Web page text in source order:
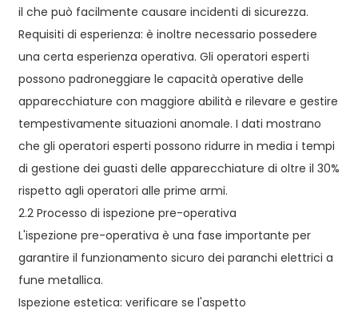
il che può facilmente causare incidenti di sicurezza.
Requisiti di esperienza: è inoltre necessario possedere
una certa esperienza operativa. Gli operatori esperti
possono padroneggiare le capacità operative delle
apparecchiature con maggiore abilità e rilevare e gestire
tempestivamente situazioni anomale. I dati mostrano
che gli operatori esperti possono ridurre in media i tempi
di gestione dei guasti delle apparecchiature di oltre il 30%
rispetto agli operatori alle prime armi.
2.2 Processo di ispezione pre-operativa
L'ispezione pre-operativa è una fase importante per
garantire il funzionamento sicuro dei paranchi elettrici a
fune metallica.
Ispezione estetica: verificare se l'aspetto